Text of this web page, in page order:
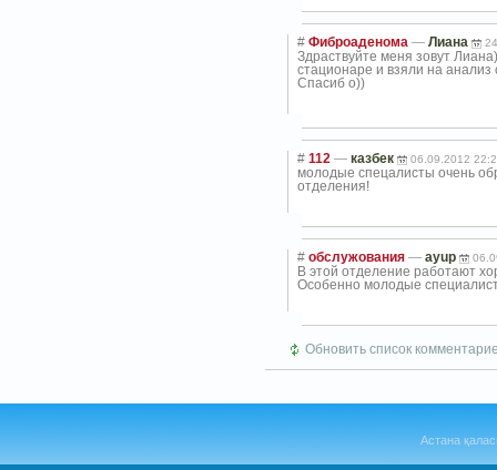
# Фиброаденома — Лиана
Здраствуйте меня зовут
стационаре и взяли на анализ
Спасиб о))
# 112 — казбек 06.09.2012
молодые спецалисты очень
отделения!
# обслужования — ayup
В этой отделение работают
Особенно молодые
Обновить список
Астана